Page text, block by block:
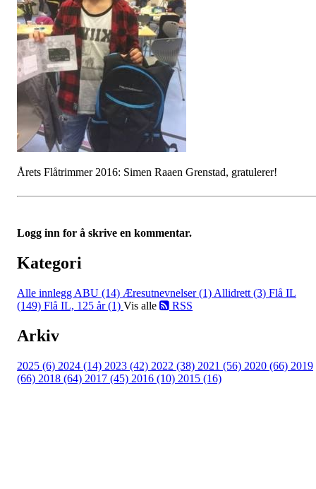
Årets Flåtrimmer 2016: Simen Raaen Grenstad, gratulerer!
Logg inn for å skrive en kommentar.
Kategori
Alle innlegg ABU (14) Æresutnevnelser (1) Allidrett (3) Flå IL
(149) Flå IL, 125 år (1) Vis alle RSS
Arkiv
2025 (6) 2024 (14) 2023 (42) 2022 (38) 2021 (56) 2020 (66) 2019
(66) 2018 (64) 2017 (45) 2016 (10) 2015 (16)